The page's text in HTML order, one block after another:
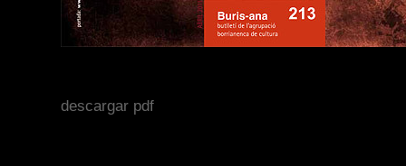
descargar pdf